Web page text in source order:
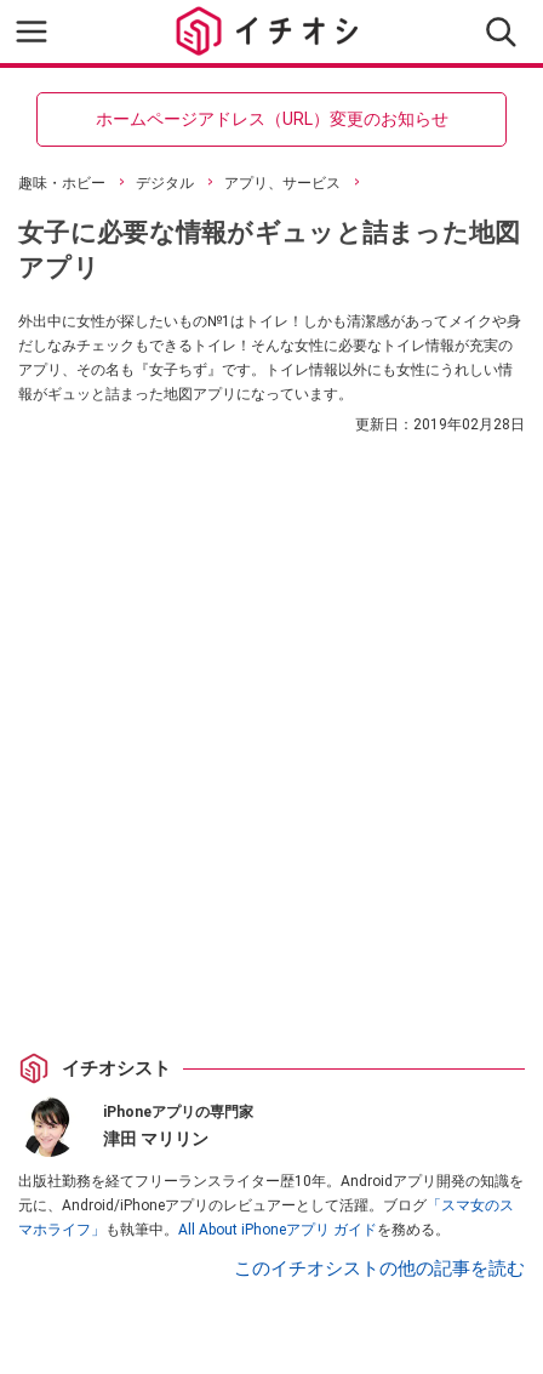
ホームページアドレス（URL）変更のお知らせ
趣味・ホビー デジタル アプリ、サービス
女子に必要な情報がギュッと詰まった地図
アプリ
外出中に女性が探したいもの№1はトイレ！しかも清潔感があってメイクや身
だしなみチェックもできるトイレ！そんな女性に必要なトイレ情報が充実の
アプリ、その名も『女子ちず』です。トイレ情報以外にも女性にうれしい情
報がギュッと詰まった地図アプリになっています。
更新日： 2019年02月28日
イチオシスト
iPhoneアプリの専門家
津田 マリリン
出版社勤務を経てフリーランスライター歴10年。Androidアプリ開発の知識を
元に、Android/iPhoneアプリのレビュアーとして活躍。ブログ 「スマ女のス
マホライフ」
も執筆中。 All About iPhoneアプリ ガイドを務める。
このイチオシストの他の記事を読む